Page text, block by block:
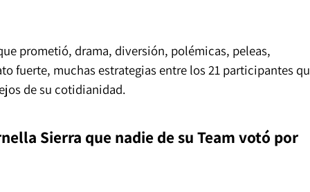
prometió, drama, diversión, polémicas, peleas,
fuerte, muchas estrategias entre los 21 participantes
de su cotidianidad.
Sierra que nadie de su Team votó por